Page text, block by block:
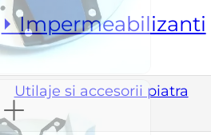
⏵ Impermeabilizanti
Utilaje si accesorii piatra